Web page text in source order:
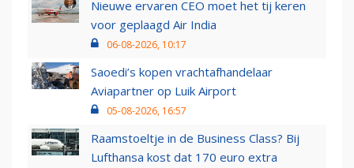
Nieuwe ervaren CEO moet het tij keren
voor geplaagd Air India
06-08-2026, 10:17
Saoedi’s kopen vrachtafhandelaar
Aviapartner op Luik Airport
05-08-2026, 16:57
Raamstoeltje in de Business Class? Bij
Lufthansa kost dat 170 euro extra